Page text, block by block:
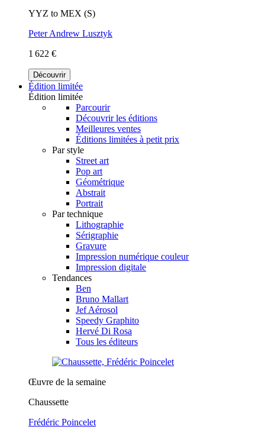
YYZ to MEX (S)
Peter Andrew Lusztyk
1 622 €
Découvrir
Édition limitée
Édition limitée
Parcourir
Découvrir les éditions
Meilleures ventes
Éditions limitées à petit prix
Par style
Street art
Pop art
Géométrique
Abstrait
Portrait
Par technique
Lithographie
Sérigraphie
Gravure
Impression numérique couleur
Impression digitale
Tendances
Ben
Bruno Mallart
Jef Aérosol
Speedy Graphito
Hervé Di Rosa
Tous les éditeurs
Œuvre de la semaine
Chaussette
Frédéric Poincelet